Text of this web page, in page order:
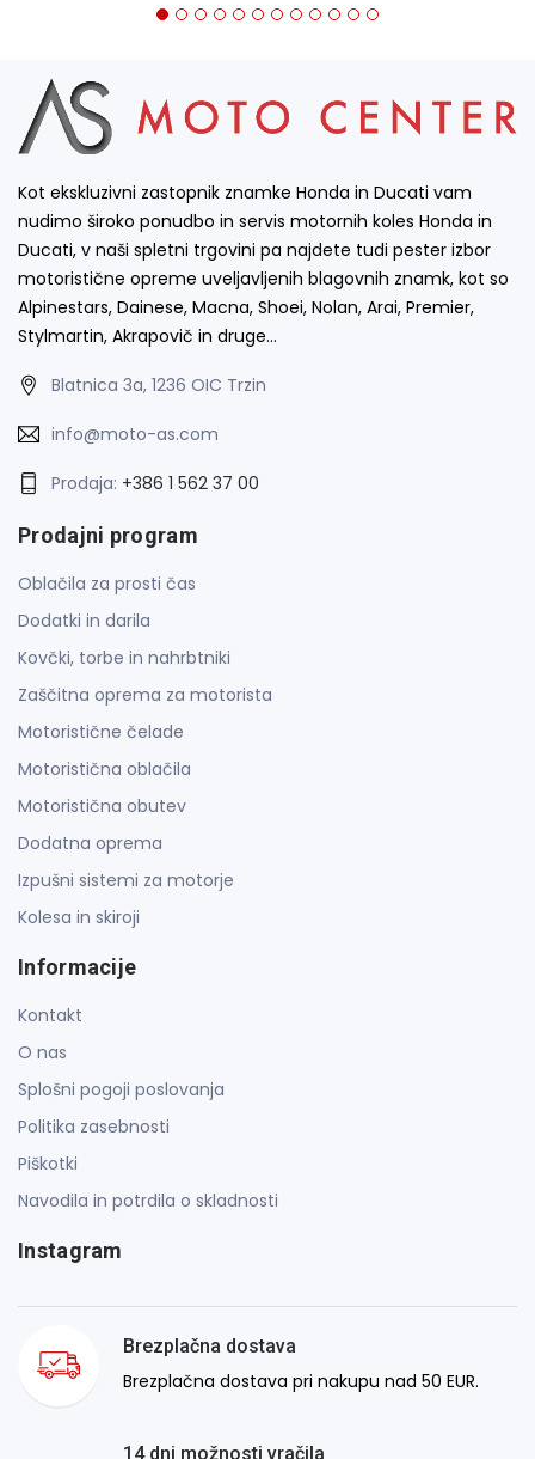
Kot ekskluzivni zastopnik znamke Honda in Ducati vam
nudimo široko ponudbo in servis motornih koles Honda in
Ducati, v naši spletni trgovini pa najdete tudi pester izbor
motoristične opreme uveljavljenih blagovnih znamk, kot so
Alpinestars, Dainese, Macna, Shoei, Nolan, Arai, Premier,
Stylmartin, Akrapovič in druge…
Blatnica 3a, 1236 OIC Trzin
info@moto-as.com
Prodaja: +386 1 562 37 00
Prodajni program
Oblačila za prosti čas
Dodatki in darila
Kovčki, torbe in nahrbtniki
Zaščitna oprema za motorista
Motoristične čelade
Motoristična oblačila
Motoristična obutev
Dodatna oprema
Izpušni sistemi za motorje
Kolesa in skiroji
Informacije
Kontakt
O nas
Splošni pogoji poslovanja
Politika zasebnosti
Piškotki
Navodila in potrdila o skladnosti
Instagram
Brezplačna dostava
Brezplačna dostava pri nakupu nad 50 EUR.
14 dni možnosti vračila